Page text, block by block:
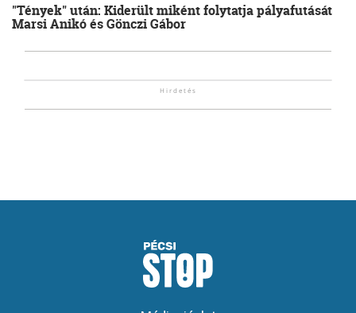
"Tények" után: Kiderült miként folytatja pályafutását
Marsi Anikó és Gönczi Gábor